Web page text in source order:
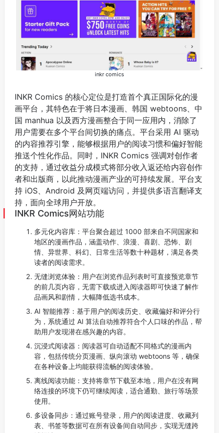
inkr comics
INKR Comics 的核心定位是打造首个真正国际化的漫
画平台，其特色在于将日本漫画、韩国 webtoons、中
国 manhua 以及西方漫画整合于同一应用内，消除了
用户需要在多个平台间切换的痛点。平台采用 AI 驱动
的内容推荐引擎，能够根据用户的阅读习惯和偏好智能
推送个性化作品。同时，INKR Comics 强调对创作者
的支持，通过收益分成模式将部分收入返还给内容创作
者和出版商，以此推动漫画产业的可持续发展。平台支
持 iOS、Android 及网页端访问，并提供多语言翻译支
持，面向全球用户开放。
INKR Comics网站功能
多元化内容库：平台聚合超过 1000 部来自不同国家和
地区的漫画作品，涵盖动作、浪漫、喜剧、恐怖、剧
情、异世界、科幻、日常生活等数十种题材，满足各类
读者的阅读需求。
无缝浏览体验：用户在浏览作品列表时可直接预览章节
的前几页内容，无需下载或进入阅读器即可快速了解作
品画风和剧情，大幅降低选书成本。
AI 智能推荐：基于用户的阅读历史、收藏偏好和评分行
为，系统通过 AI 算法自动推荐符合个人口味的作品，帮
助用户发现潜在感兴趣的内容。
沉浸式阅读器：阅读器可自动适配不同格式的漫画内
容，包括传统分页漫画、纵向滚动 webtoons 等，确保
在各种设备上均能获得流畅的阅读体验。
离线阅读功能：支持将章节下载至本地，用户在没有网
络连接的环境下仍可继续阅读，适合通勤、旅行等场景
使用。
多设备同步：通过账号登录，用户的阅读进度、收藏列
表、书签等数据可在所有设备间自动同步，实现无缝跨